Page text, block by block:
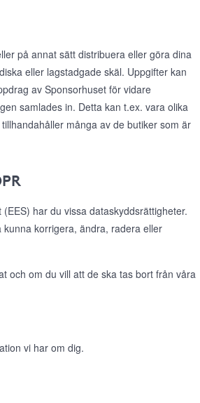
på annat sätt distribuera eller göra dina
eller lagstadgade skäl. Uppgifter kan
av Sponsorhuset för vidare
samlades in. Detta kan t.ex. vara olika
många av de butiker som är
har du vissa dataskyddsrättigheter.
korrigera, ändra, radera eller
och om du vill att de ska tas bort från våra
vi har om dig.